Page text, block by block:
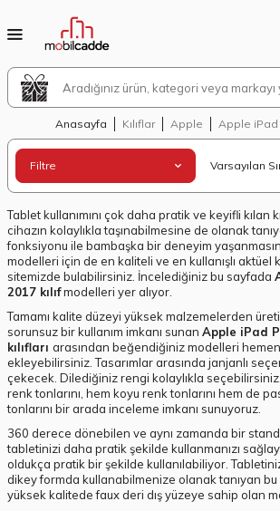
Anasayfa Kılıflar Apple Apple iPad
Filtre
Tablet kullanımını çok daha pratik ve keyifli kılan
cihazın kolaylıkla taşınabilmesine de olanak
fonksiyonu ile bambaşka bir deneyim
modelleri için de en kaliteli ve en kullanışlı aktüel
sitemizde bulabilirsiniz. İncelediğiniz bu sayfada
2017 kılıfmodelleri yer alıyor.
Tamamı kalite düzeyi yüksek malzemelerden
sorunsuz bir kullanım imkanı sunan Apple iPad
kılıfları arasından beğendiğiniz modelleri
ekleyebilirsiniz. Tasarımlar arasında janjanlı
çekecek. Dilediğiniz rengi kolaylıkla
renk tonlarını, hem koyu renk tonlarını hem de
tonlarını bir arada inceleme imkanı sunuyoruz.
360 derece dönebilen ve aynı zamanda bir
tabletinizi daha pratik şekilde kullanmanızı
oldukça pratik bir şekilde kullanılabiliyor.
dikey formda kullanabilmenize olanak tanıyan
yüksek kalitede faux deri dış yüzeye sahip olan